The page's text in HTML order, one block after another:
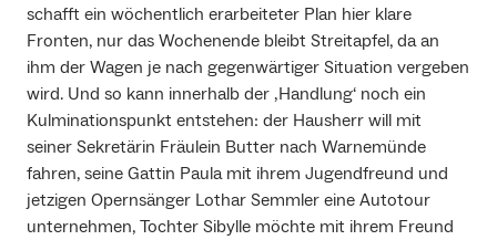
schafft ein wöchentlich erarbeiteter Plan hier klare
Fronten, nur das Wochenende bleibt Streitapfel, da an
ihm der Wagen je nach gegenwärtiger Situation vergeben
wird. Und so kann innerhalb der ‚Handlung‘ noch ein
Kulminationspunkt entstehen: der Hausherr will mit
seiner Sekretärin Fräulein Butter nach Warnemünde
fahren, seine Gattin Paula mit ihrem Jugendfreund und
jetzigen Opernsänger Lothar Semmler eine Autotour
unternehmen, Tochter Sibylle möchte mit ihrem Freund